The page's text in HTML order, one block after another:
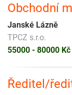
Obchodní
Janské Lázně
TPCZ s.r.o.
55000 - 80000 Kč
Ředitel/